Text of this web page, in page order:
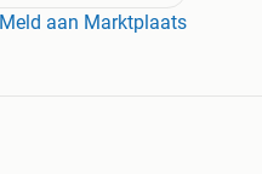
Meld aan Marktplaats